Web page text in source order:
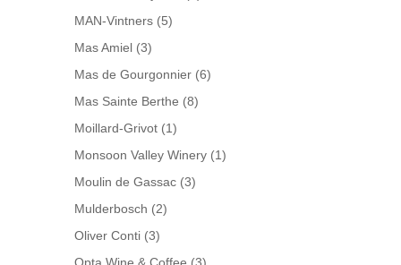
MAN-Vintners (5)
Mas Amiel (3)
Mas de Gourgonnier (6)
Mas Sainte Berthe (8)
Moillard-Grivot (1)
Monsoon Valley Winery (1)
Moulin de Gassac (3)
Mulderbosch (2)
Oliver Conti (3)